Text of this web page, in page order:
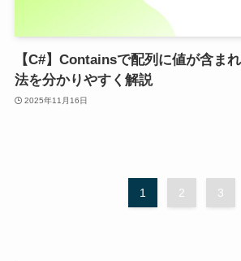
【C#】Containsで配列に値が含ま
法を分かりやすく解説
2025年11月16日
1 2 3